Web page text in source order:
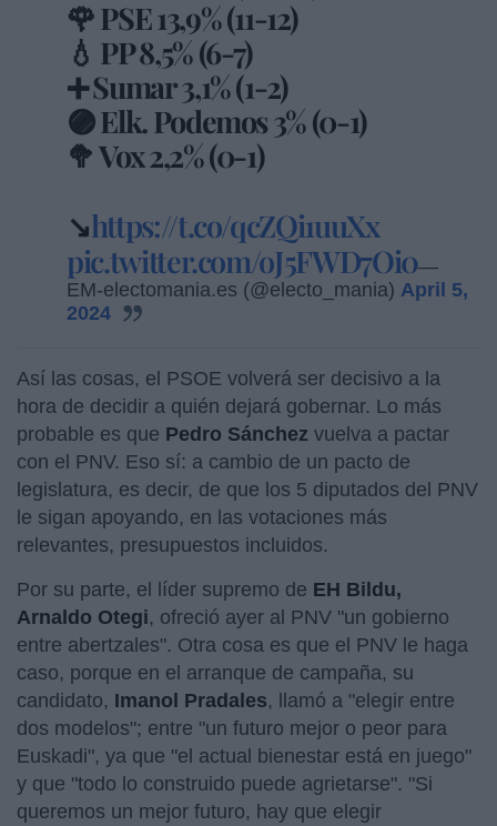
🌹 PSE 13,9% (11-12)
💧 PP 8,5% (6-7)
➕ Sumar 3,1% (1-2)
🟣 Elk. Podemos 3% (0-1)
🥦 Vox 2,2% (0-1)
↘️https://t.co/qcZQi1uuXx
pic.twitter.com/oJ5FWD7Oi0—
EM-electomania.es (@electo_mania) April 5,
2024
Así las cosas, el PSOE volverá ser decisivo a la
hora de decidir a quién dejará gobernar. Lo más
probable es que Pedro Sánchez vuelva a pactar
con el PNV. Eso sí: a cambio de un pacto de
legislatura, es decir, de que los 5 diputados del PNV
le sigan apoyando, en las votaciones más
relevantes, presupuestos incluidos.
Por su parte, el líder supremo de EH Bildu,
Arnaldo Otegi, ofreció ayer al PNV "un gobierno
entre abertzales". Otra cosa es que el PNV le haga
caso, porque en el arranque de campaña, su
candidato, Imanol Pradales, llamó a "elegir entre
dos modelos"; entre "un futuro mejor o peor para
Euskadi", ya que "el actual bienestar está en juego"
y que "todo lo construido puede agrietarse". "Si
queremos un mejor futuro, hay que elegir